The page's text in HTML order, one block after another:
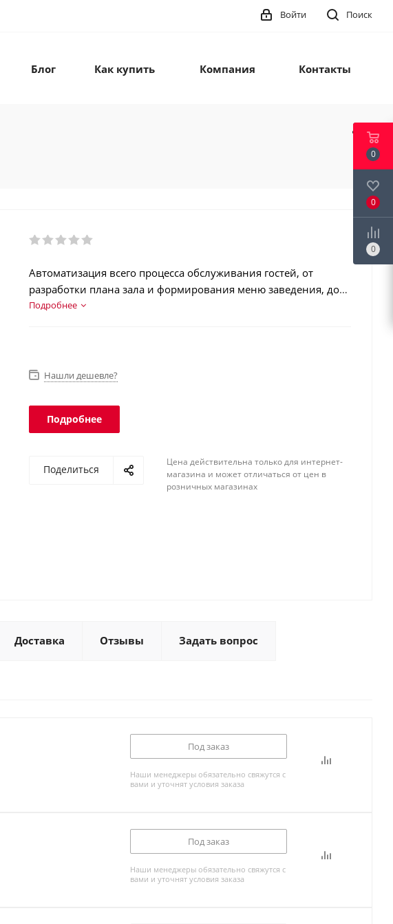
Поиск
Войти
Блог Как купить Компания Контакты
Автоматизация всего процесса обслуживания гостей, от
разработки плана зала и формирования меню заведения, до
получения всей необходимой отчетности по расходу блюд,
Подробнее
Нашли дешевле?
Подробнее
Поделиться
Цена действительна только для интернет-
магазина и может отличаться от цен в
розничных магазинах
Доставка Отзывы Задать вопрос
Под заказ
Наши менеджеры обязательно свяжутся с
вами и уточнят условия заказа
Под заказ
Наши менеджеры обязательно свяжутся с
вами и уточнят условия заказа
0
0
0